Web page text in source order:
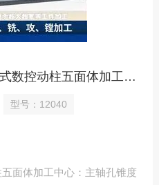
12040博斯曼龙门移动式数控动柱五面体加工中心
型号：12040
面体加工中心：主轴孔锥度